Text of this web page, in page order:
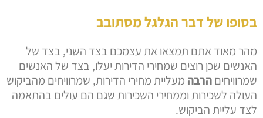
בסופו של דבר הגלגל מסתובב
מהר מאוד אתם תמצאו את עצמכם בצד השני, בצד של
האנשים שכן רוצים שמחירי הדירות יעלו, בצד של האנשים
שמרוויחיםהרבה מעליית מחירי הדירות, שמרוויחים מהביקוש
העולה לשכירות וממחירי השכירות שגם הם עולים בהתאמה
לצד עליית הביקוש.